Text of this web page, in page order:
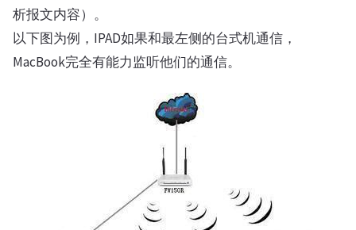
析报文内容）。
以下图为例，IPAD如果和最左侧的台式机通信，
MacBook完全有能力监听他们的通信。